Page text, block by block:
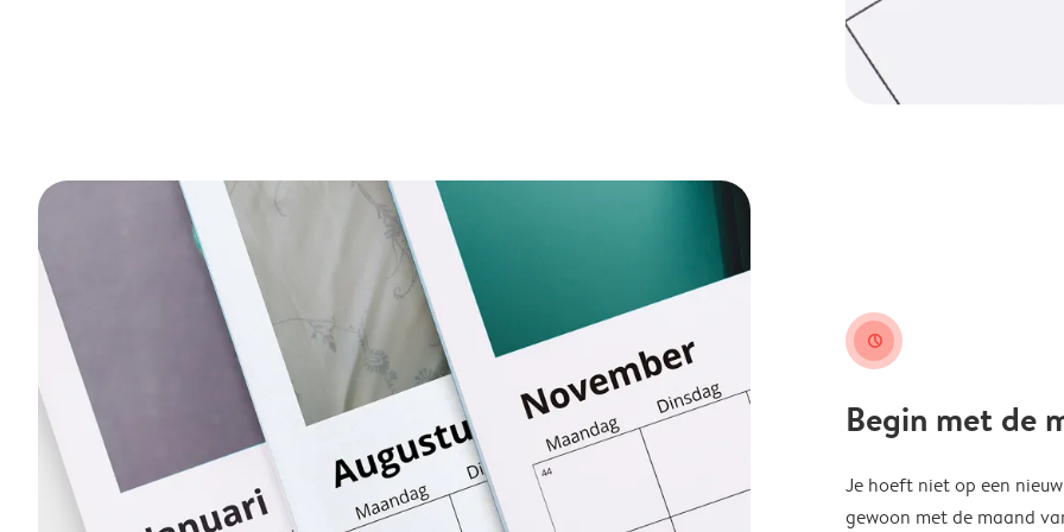
clock
Begin met de
Je hoeft niet op een
gewoon met de maand